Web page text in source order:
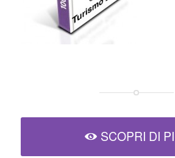
SCOPRI DI